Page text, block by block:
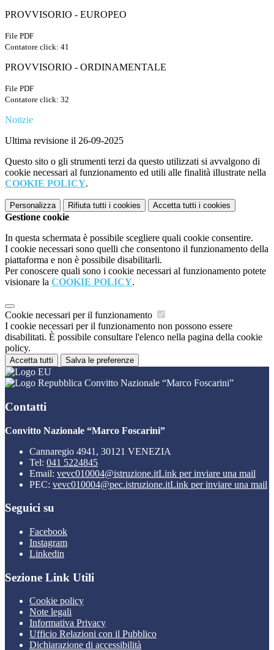
PROVVISORIO - EUROPEO
File PDF
Contatore click: 41
PROVVISORIO - ORDINAMENTALE
File PDF
Contatore click: 32
Notizie
Ultima revisione il 26-09-2025
Questo sito o gli strumenti terzi da questo utilizzati si avvalgono di
cookie necessari al funzionamento ed utili alle finalità illustrate nella
COOKIE POLICY.
Personalizza Rifiuta tutti i cookies Accetta tutti i cookies
Gestione cookie
In questa schermata è possibile scegliere quali cookie consentire.
I cookie necessari sono quelli che consentono il funzionamento della
piattaforma e non è possibile disabilitarli.
Per conoscere quali sono i cookie necessari al funzionamento potete
visionare la COOKIE POLICY.
Cookie necessari per il funzionamento
I cookie necessari per il funzionamento non possono essere
disabilitati. È possibile consultare l'elenco nella pagina della cookie
policy.
Accetta tutti Salva le preferenze
Convitto Nazionale “Marco Foscarini”
Contatti
Convitto Nazionale “Marco Foscarini”
Cannaregio 4941, 30121 VENEZIA
Tel: 041 5224845
Email: vevc010004@istruzione.itLink per inviare una mail
PEC: vevc010004@pec.istruzione.itLink per inviare una mail
Seguici su
Facebook
Instagram
Linkedin
Sezione Link Utili
Cookie policy
Note legali
Informativa Privacy
Ufficio Relazioni con il Pubblico
Dichiarazione di accessibilità